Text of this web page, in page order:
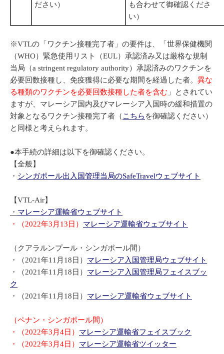
ださい）
も合わせて御確認くださ
い）
※VTLの「ワクチン接種完了者」の要件は、「世界保健機関
（WHO）緊急使用リスト（EUL）承認済み又は厳格な規制
当局（a stringent regulatory authority）承認済みのワクチンを
必要回数接種し、免疫獲得に必要な期間を経過した者。 異な
る種類のワクチンを必要回数接種した者を含む 」とされてい
ますが、マレーシア国内及びマレーシア入国時の緩和措置の
対象となるワクチン接種完了者（ こちら を御確認ください）
と同様と考えられます。
●本手続の詳細は以下を御確認ください。
【全般】
・ シンガポール出入国管理当局のSafeTravelウェブサイト
【VTL-Air】
・ マレーシア運輸省ウェブサイト
・（2022年3月13日） マレーシア運輸省ウェブサイト
（クアラルンプール・シンガポール間）
・（2021年11月18日） マレーシア入国管理局ウェブサイト
・（2021年11月18日） マレーシア入国管理局フェイスブッ
ク
・（2021年11月18日） マレーシア運輸省ウェブサイト
（ペナン・シンガポール間）
・（2022年3月4日） マレーシア運輸省フェイスブック
・（2022年3月4日） マレーシア運輸省ツイッター